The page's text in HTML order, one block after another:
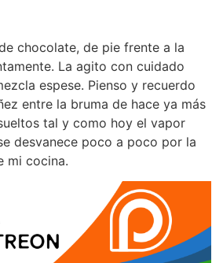
chocolate, de pie frente a la
La agito con cuidado
espese. Pienso y recuerdo
entre la bruma de hace ya más
tal y como hoy el vapor
desvanece poco a poco por la
mi cocina.